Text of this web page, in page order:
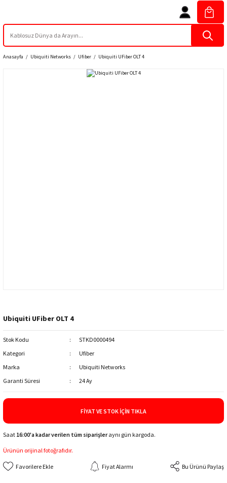
Anasayfa Ubiquiti Networks Ufiber Ubiquiti UFiber OLT 4
Ubiquiti UFiber OLT 4
Stok Kodu
STKD0000494
Kategori
Ufiber
Marka
Ubiquiti Networks
Garanti Süresi
24 Ay
FIYAT VE STOK İÇIN TIKLA
Saat 16:00'a kadar verilen tüm siparişleraynı gün kargoda.
Ürünün orijinal fotoğrafıdır.
Fiyat Alarmı Bu Ürünü Paylaş